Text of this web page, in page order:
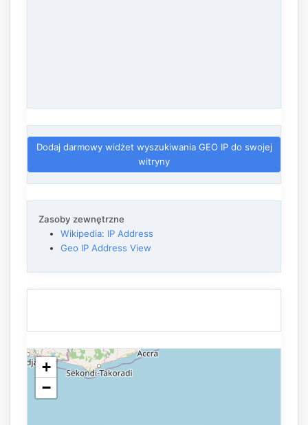
Dodaj darmowy widżet wyszukiwania GEO IP do swojej
witryny
Zasoby zewnętrzne
Wikipedia: IP Address
Geo IP Address View
+
−